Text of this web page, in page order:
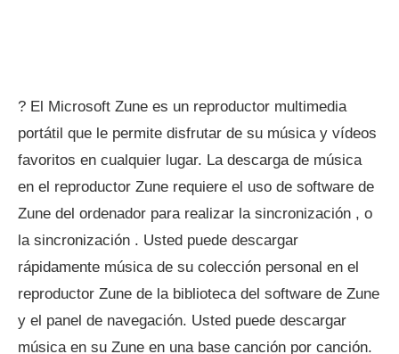
? El Microsoft Zune es un reproductor multimedia
portátil que le permite disfrutar de su música y vídeos
favoritos en cualquier lugar. La descarga de música
en el reproductor Zune requiere el uso de software de
Zune del ordenador para realizar la sincronización , o
la sincronización . Usted puede descargar
rápidamente música de su colección personal en el
reproductor Zune de la biblioteca del software de Zune
y el panel de navegación. Usted puede descargar
música en su Zune en una base canción por canción.